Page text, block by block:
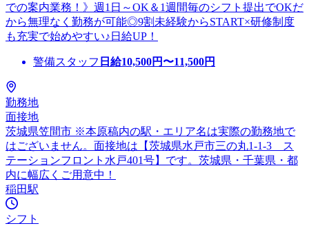
での案内業務！》週1日～OK＆1週間毎のシフト提出でOKだ
から無理なく勤務が可能◎9割未経験からSTART×研修制度
も充実で始めやすい♪日給UP！
警備スタッフ 日給10,500円〜11,500円
勤務地
面接地
茨城県笠間市 ※本原稿内の駅・エリア名は実際の勤務地で
はございません。面接地は【茨城県水戸市三の丸1-1-3 ス
テーションフロント水戸401号】です。茨城県・千葉県・都
内に幅広くご用意中！
稲田駅
シフト